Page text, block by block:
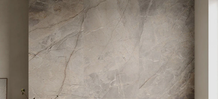
キッチン 浴室（風呂・ バスルー
ム）・トイレ
ドア（扉）・建具・玄関
エクステリア （外構）
ウッドデッキ フローリング・ 床材
収納 インテリア・ 家具
ミラタップのあるくらし お客様訪問インタビュー
店舗・施設事例
ショールームのご案内 東京 ショールーム
ショールーム 仙台 ショールーム
名古屋ショールーム 京都 ショールーム
福岡 ショールーム 札幌スマート
ショールー
サポート
ご利用ガイド 初めての方へ
よくある質問 お問い合わせ
その他サービス
ミラタップと
創る家
ASOLIE
工事会社紹介
Coziコンシ
ェルジュ